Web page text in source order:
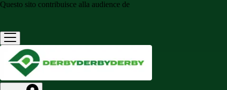
Questo sito contribuisce alla audience de